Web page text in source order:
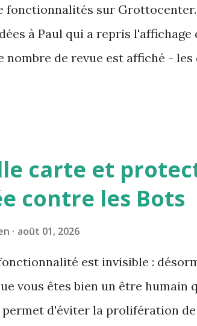
fonctionnalités sur
à Paul qui a repris l'affichage
de revue est affiché - les
carte et
contre les Bots
août 01, 2026
est invisible :
vous êtes bien un être humain
permet d'éviter la prolifération